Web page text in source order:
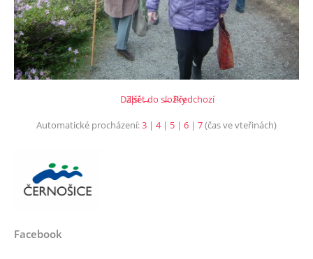
← Předchozí
Další →
Zpět do složky
Automatické procházení:3 | 4| 5 | 6 | 7(čas ve vteřinách)
Facebook